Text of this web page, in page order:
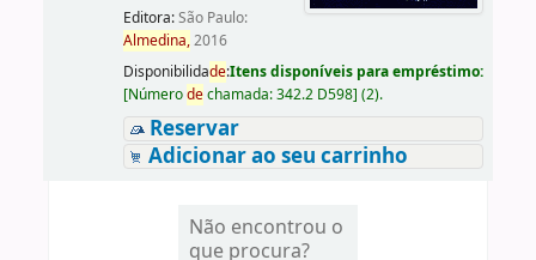
Editora:São Paulo:
Almedina,2016
Disponibilidade:Itens disponíveis para empréstimo:
[Númerodechamada:342.2 D598] (2).
Reservar
Adicionar ao seu carrinho
Não encontrou o
que procura?